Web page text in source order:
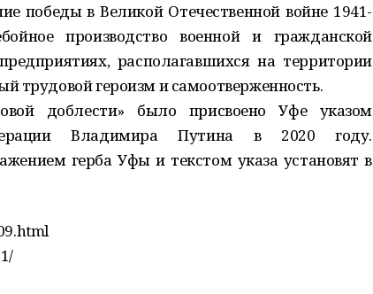
победы в Великой Отечественной войне 1941-
производство военной и гражданской
располагавшихся на территории
трудовой героизм и самоотверженность.
доблести» было присвоено Уфе указом
Владимира Путина в 2020 году.
герба Уфы и текстом указа установят в